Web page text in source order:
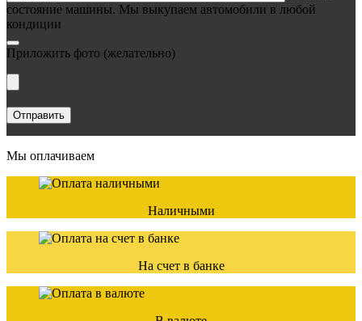
состояние машины. Мы выкупаем автомобили в любой
кондиции
Приложить фото (желательно)
Мы оплачиваем
Наличными
На счет в банке